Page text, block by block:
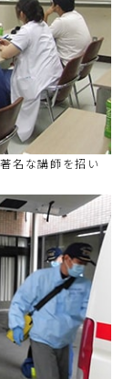
名な講師を招い